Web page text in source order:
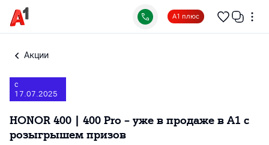
А1 плюс
Акции
с
17.07.2025
HONOR 400 | 400 Pro – уже в продаже в А1 с
розыгрышем призов